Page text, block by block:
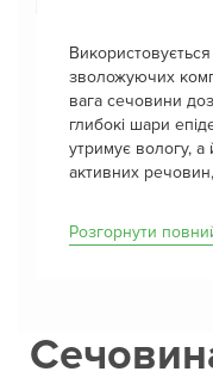
зволожуючих
вага сечовини
глибокі шари
утримує вологу,
активних
Розгорнути